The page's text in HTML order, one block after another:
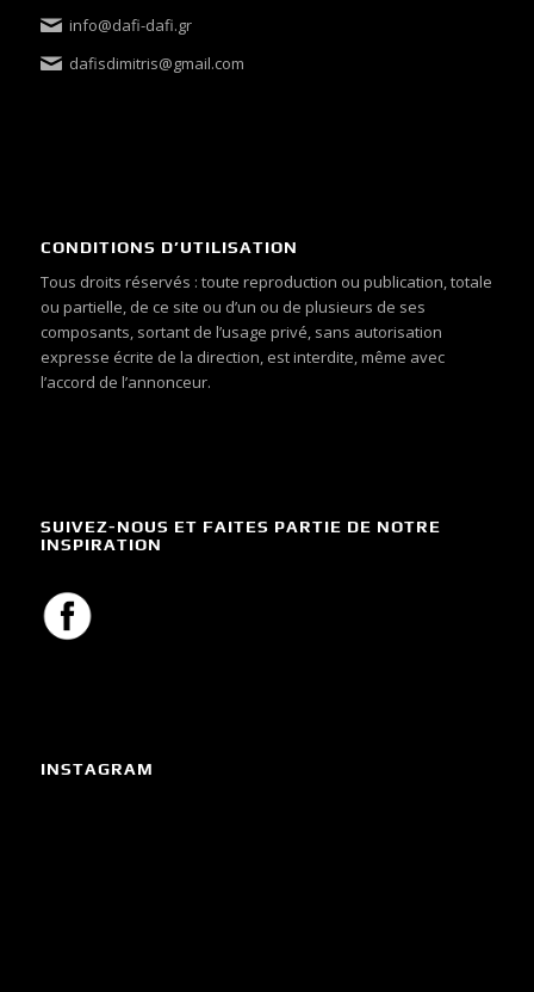
info@dafi-dafi.gr
dafisdimitris@gmail.com
CONDITIONS D’UTILISATION
Tous droits réservés : toute reproduction ou publication, totale
ou partielle, de ce site ou d’un ou de plusieurs de ses
composants, sortant de l’usage privé, sans autorisation
expresse écrite de la direction, est interdite, même avec
l’accord de l’annonceur.
SUIVEZ-NOUS ET FAITES PARTIE DE NOTRE
INSPIRATION
INSTAGRAM